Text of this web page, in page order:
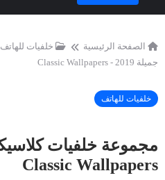
الصفحة الرئيسية خلفيات للهاتف
جميلة 2019 - Classic Wallpapers
خلفيات للهاتف
Classic Wallpapers